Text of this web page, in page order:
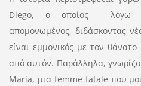
Diego, ο οποίος λόγω
απομονωμένος, διδάσκοντας
είναι εμμονικός με τον
από αυτόν. Παράλληλα,
María, μια femme fatale που